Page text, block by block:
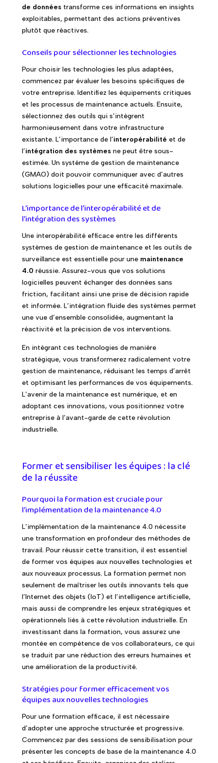
de donnéestransforme ces informations en insights
exploitables, permettant des actions préventives
plutôt que réactives.
Conseils pour sélectionner les technologies
Pour choisir les technologies les plus adaptées,
commencez par évaluer les besoins spécifiques de
votre entreprise. Identifiez les équipements critiques
et les processus de maintenance actuels. Ensuite,
sélectionnez des outils qui s’intègrent
harmonieusement dans votre infrastructure
existante. L’importance de l’interopérabilité et de
l’intégration des systèmesne peut être sous-
estimée. Un système de gestion de maintenance
(GMAO) doit pouvoir communiquer avec d’autres
solutions logicielles pour une efficacité maximale.
L’importance de l’interopérabilité et de
l’intégration des systèmes
Une interopérabilité efficace entre les différents
systèmes de gestion de maintenance et les outils de
surveillance est essentielle pour une maintenance
4.0 réussie. Assurez-vous que vos solutions
logicielles peuvent échanger des données sans
friction, facilitant ainsi une prise de décision rapide
et informée. L’intégration fluide des systèmes permet
une vue d’ensemble consolidée, augmentant la
réactivité et la précision de vos interventions.
En intégrant ces technologies de manière
stratégique, vous transformerez radicalement votre
gestion de maintenance, réduisant les temps d’arrêt
et optimisant les performances de vos équipements.
L’avenir de la maintenance est numérique, et en
adoptant ces innovations, vous positionnez votre
entreprise à l’avant-garde de cette révolution
industrielle.
Former et sensibiliser les équipes : la clé
de la réussite
Pourquoi la formation est cruciale pour
l’implémentation de la maintenance 4.0
L’implémentation de la maintenance 4.0 nécessite
une transformation en profondeur des méthodes de
travail. Pour réussir cette transition, il est essentiel
de former vos équipes aux nouvelles technologies et
aux nouveaux processus. La formation permet non
seulement de maîtriser les outils innovants tels que
l’Internet des objets (IoT) et l’intelligence artificielle,
mais aussi de comprendre les enjeux stratégiques et
opérationnels liés à cette révolution industrielle. En
investissant dans la formation, vous assurez une
montée en compétence de vos collaborateurs, ce qui
se traduit par une réduction des erreurs humaines et
une amélioration de la productivité.
Stratégies pour former efficacement vos
équipes aux nouvelles technologies
Pour une formation efficace, il est nécessaire
d’adopter une approche structurée et progressive.
Commencez par des sessions de sensibilisation pour
présenter les concepts de base de la maintenance 4.0